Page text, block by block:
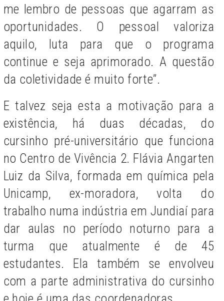
me lembro de pessoas que agarram as
oportunidades. O pessoal valoriza
aquilo, luta para que o programa
continue e seja aprimorado. A questão
da coletividade é muito forte”.
E talvez seja esta a motivação para a
existência, há duas décadas, do
cursinho pré-universitário que funciona
no Centro de Vivência 2. Flávia Angarten
Luiz da Silva, formada em química pela
Unicamp, ex-moradora, volta do
trabalho numa indústria em Jundiaí para
dar aulas no período noturno para a
turma que atualmente é de 45
estudantes. Ela também se envolveu
com a parte administrativa do cursinho